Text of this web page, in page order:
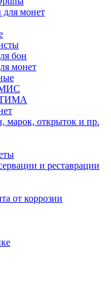
монет
бон
монет
марок, открыток и пр.
и реставрации
от коррозии